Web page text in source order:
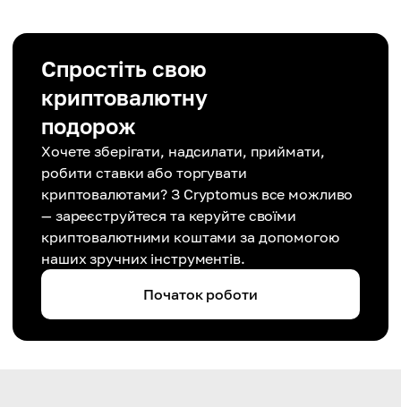
Спростіть свою
криптовалютну
подорож
Хочете зберігати, надсилати, приймати,
робити ставки або торгувати
криптовалютами? З Cryptomus все можливо
— зареєструйтеся та керуйте своїми
криптовалютними коштами за допомогою
наших зручних інструментів.
Початок роботи